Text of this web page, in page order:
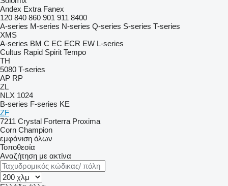
Andex Extra Fanex
120 840 860 901 911 8400
A-series M-series N-series Q-series S-series T-series
XMS
A-series BM C EC ECR EW L-series
Cultus Rapid Spirit Tempo
TH
5080 T-series
AP RP
ZL
NLX 1024
B-series F-series KE
ZF
7211 Crystal Forterra Proxima
Corn Champion
εμφάνιση όλων
Τοποθεσία
Αναζήτηση με ακτίνα